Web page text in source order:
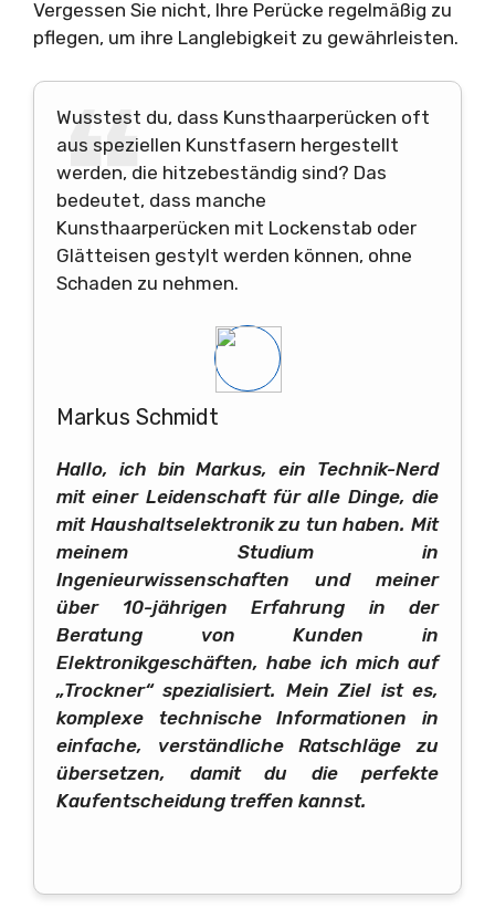
Vergessen Sie nicht, Ihre Perücke regelmäßig zu
pflegen, um ihre Langlebigkeit zu gewährleisten.
Wusstest du, dass Kunsthaarperücken oft
aus speziellen Kunstfasern hergestellt
werden, die hitzebeständig sind? Das
bedeutet, dass manche
Kunsthaarperücken mit Lockenstab oder
Glätteisen gestylt werden können, ohne
Schaden zu nehmen.
Markus Schmidt
Hallo, ich bin Markus, ein Technik-Nerd
mit einer Leidenschaft für alle Dinge, die
mit Haushaltselektronik zu tun haben. Mit
meinem Studium in
Ingenieurwissenschaften und meiner
über 10-jährigen Erfahrung in der
Beratung von Kunden in
Elektronikgeschäften, habe ich mich auf
„Trockner“ spezialisiert. Mein Ziel ist es,
komplexe technische Informationen in
einfache, verständliche Ratschläge zu
übersetzen, damit du die perfekte
Kaufentscheidung treffen kannst.